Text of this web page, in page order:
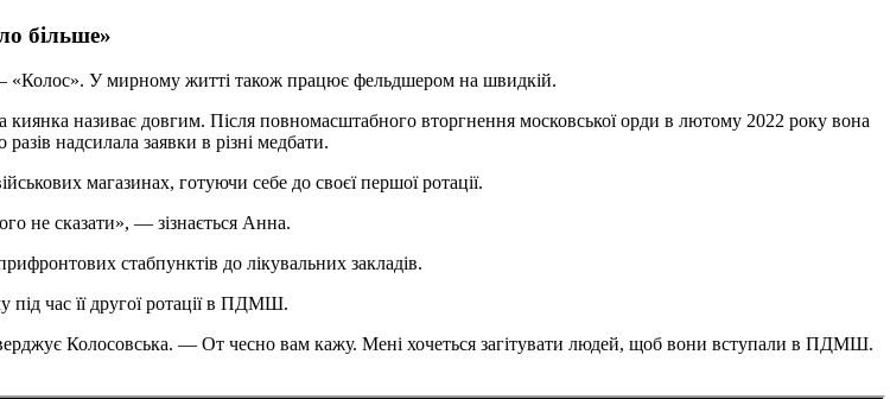
більше»
«Колос». У мирному житті також працює фельдшером на швидкій.
називає довгим. Після повномасштабного вторгнення московської орди в лютому 2022 року вона
надсилала заявки в різні медбати.
магазинах, готуючи себе до своєї першої ротації.
не сказати», — зізнається Анна.
стабпунктів до лікувальних закладів.
час її другої ротації в ПДМШ.
Колосовська. — От чесно вам кажу. Мені хочеться загітувати людей, щоб вони вступали в ПДМШ.